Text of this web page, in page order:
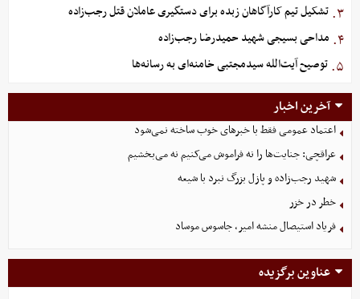
۳. تشکیل تیم کارآگاهان زبده برای دستگیری عاملان قتل رجب‌زاده
۴. مداحی بسیجی شهید حمیدرضا رجب‌زاده
۵. توصیح آیت‌الله سیدمجتبی خامنه‌ای به رسانه‌ها
آخرین اخبار
اعتماد عمومی فقط با خبرهای خوب ساخته نمی‌شود
عراقچی: جنایت‌ها را نه فراموش می‌کنیم نه می‌بخشیم
شهید رجب‌زاده و پازل بزرگ نبرد با شیعه
خطر در خزر
فریاد استیصال منشه امیر، جاسوس موساد
عناوین برگزیده